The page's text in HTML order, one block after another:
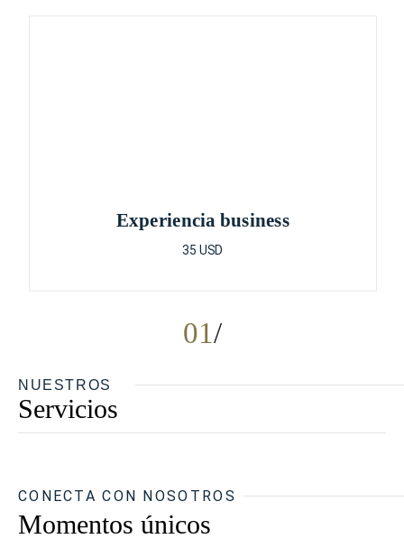
01
Experiencia business
35 USD
NUESTROS
Servicios
CONECTA CON NOSOTROS
Momentos únicos